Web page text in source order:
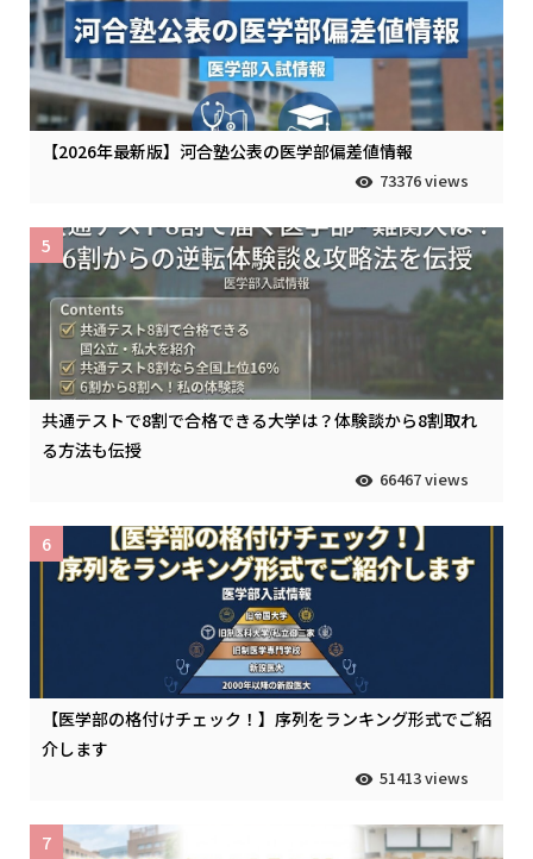
【2026年最新版】河合塾公表の医学部偏差値情報
73376 views
共通テストで8割で合格できる大学は？体験談から8割取れ
る方法も伝授
66467 views
5
【医学部の格付けチェック！】序列をランキング形式でご紹
介します
51413 views
6
7